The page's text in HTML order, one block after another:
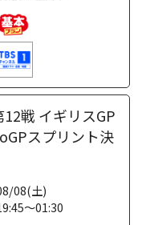
戦 イギリスGP
スプリント決
08(土)
～01:30